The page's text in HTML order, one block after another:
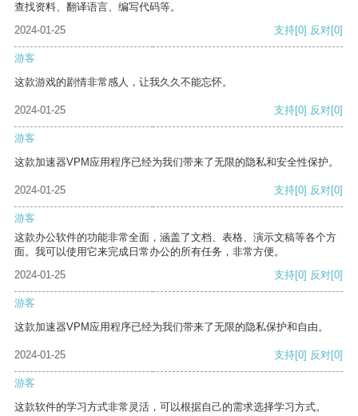
查找资料、翻译语言、编写代码等。
2024-01-25
支持[0] 反对[0]
游客
这款游戏的剧情非常感人，让我久久不能忘怀。
2024-01-25 支持[0] 反对[0]
游客
这款加速器VPM应用程序已经为我们带来了无限的隐私和安全性保护。
2024-01-25 支持[0] 反对[0]
游客
这款办公软件的功能非常全面，涵盖了文档、表格、演示文稿等各个方
面。我可以使用它来完成日常办公的所有任务，非常方便。
2024-01-25
支持[0] 反对[0]
游客
这款加速器VPM应用程序已经为我们带来了无限的隐私保护和自由。
2024-01-25 支持[0] 反对[0]
游客
这款软件的学习方式非常灵活，可以根据自己的需求选择学习方式。